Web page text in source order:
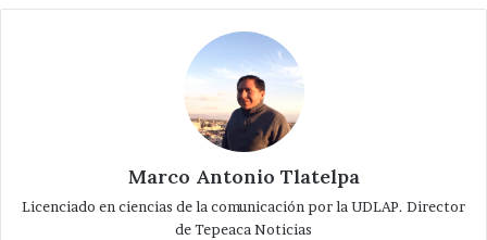
Marco Antonio Tlatelpa
Licenciado en ciencias de la comunicación por la UDLAP. Director
de Tepeaca Noticias